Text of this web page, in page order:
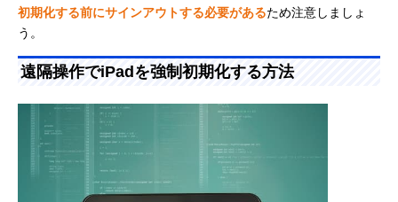
初期化する前にサインアウトする必要があるため注意しましょ
う。
遠隔操作でiPadを強制初期化する方法